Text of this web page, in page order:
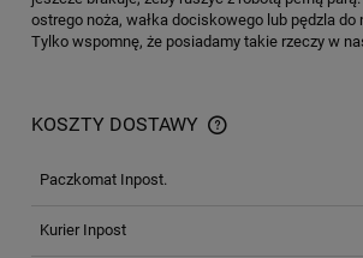
ostrego noża, wałka dociskowego lub pędzla do
Tylko wspomnę, że posiadamy takie rzeczy w
KOSZTY DOSTAWY
Paczkomat Inpost.
Kurier Inpost